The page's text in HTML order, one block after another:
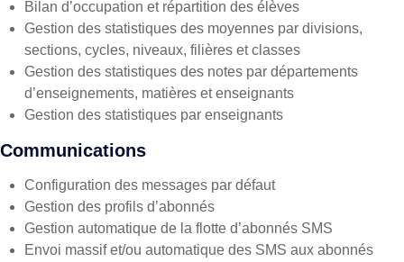
Bilan d’occupation et répartition des élèves
Gestion des statistiques des moyennes par divisions,
sections, cycles, niveaux, filières et classes
Gestion des statistiques des notes par départements
d’enseignements, matières et enseignants
Gestion des statistiques par enseignants
Communications
Configuration des messages par défaut
Gestion des profils d’abonnés
Gestion automatique de la flotte d’abonnés SMS
Envoi massif et/ou automatique des SMS aux abonnés